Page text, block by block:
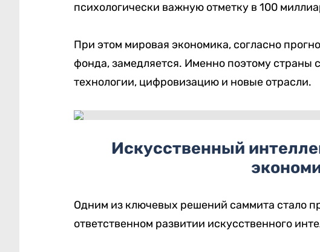
психологически важную отметку в 100
При этом мировая экономика, согласно
фонда, замедляется. Именно поэтому страны
технологии, цифровизацию и новые отрасли.
Искусственный
Одним из ключевых решений саммита стало
ответственном развитии искусственного